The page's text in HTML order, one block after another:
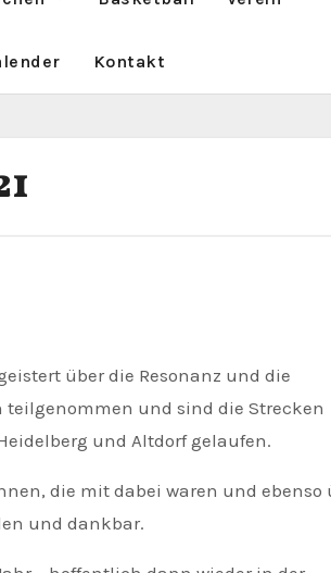
Kontakt
und sind die Strecken
und Altdorf gelaufen.
die mit dabei waren und ebenso
und dankbar.